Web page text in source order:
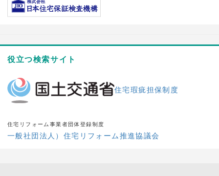
役立つ検索サイト
住宅瑕疵担保制度
住宅リフォーム事業者団体登録制度
一般社団法人）住宅リフォーム推進協議会